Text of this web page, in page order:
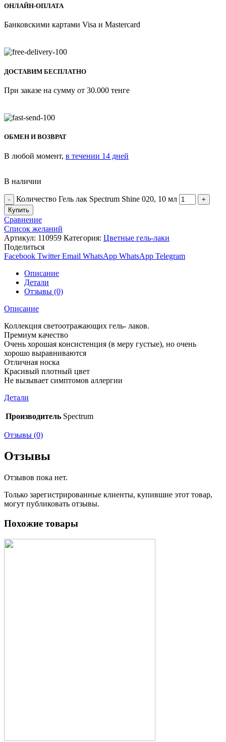
ОНЛАЙН-ОПЛАТА
Банковскими картами Visa и Mastercard
ДОСТАВИМ БЕСПЛАТНО
При заказе на сумму от 30.000 тенге
ОБМЕН И ВОЗВРАТ
В любой момент, в течении 14 дней
В наличии
Количество Гель лак Spectrum Shine 020, 10 мл
Купить
Сравнение
Список желаний
Артикул: 110959 Категория: Цветные гель-лаки
Поделиться
Facebook Twitter Email WhatsApp WhatsApp Telegram
Описание
Детали
Отзывы (0)
Описание
Коллекция светоотражающих гель- лаков.
Премиум качество
Очень хорошая консистенция (в меру густые), но очень
хорошо выравниваются
Отличная носка
Красивый плотный цвет
Не вызывает симптомов аллергии
Детали
Производитель Spectrum
Отзывы (0)
Отзывы
Отзывов пока нет.
Только зарегистрированные клиенты, купившие этот товар,
могут публиковать отзывы.
Похожие товары